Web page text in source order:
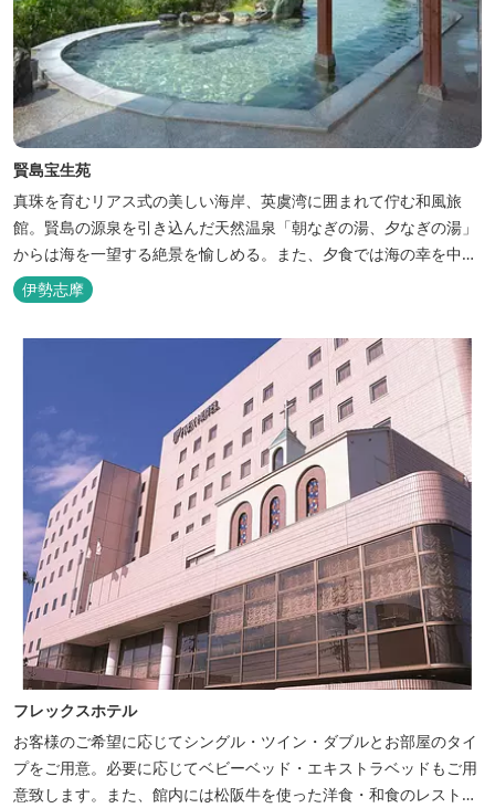
賢島宝生苑
真珠を育むリアス式の美しい海岸、英虞湾に囲まれて佇む和風旅
館。賢島の源泉を引き込んだ天然温泉「朝なぎの湯、夕なぎの湯」
からは海を一望する絶景を愉しめる。また、夕食では海の幸を中心
とした和会席でおもてなしいたします。
伊勢志摩
フレックスホテル
お客様のご希望に応じてシングル・ツイン・ダブルとお部屋のタイ
プをご用意。必要に応じてベビーベッド・エキストラベッドもご用
意致します。また、館内には松阪牛を使った洋食・和食のレストラ